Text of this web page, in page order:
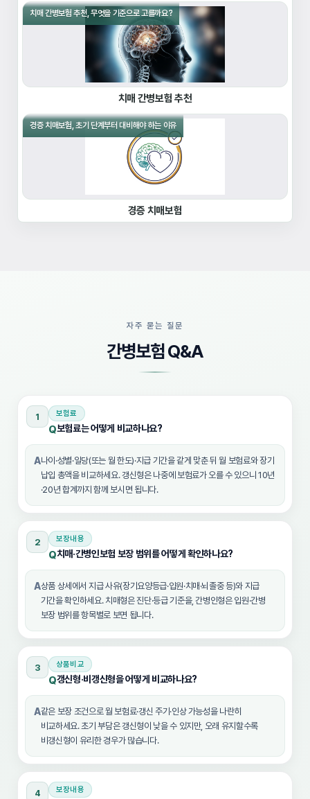
치매 간병보험 추천, 무엇을 기준으로 고를까요?
치매 간병보험 추천
경증 치매보험, 초기 단계부터 대비해야 하는 이유
경증 치매보험
자주 묻는 질문
간병보험 Q&A
1 보험료
Q보험료는 어떻게 비교하나요?
A나이·성별·일당(또는 월 한도)·지급 기간을 같게 맞춘 뒤 월 보험료와 장기
납입 총액을 비교하세요. 갱신형은 나중에 보험료가 오를 수 있으니 10년
·20년 합계까지 함께 보시면 됩니다.
2 보장내용
Q치매·간병인보험 보장 범위를 어떻게 확인하나요?
A상품 상세에서 지급 사유(장기요양등급·입원·치매·뇌졸중 등)와 지급
기간을 확인하세요. 치매형은 진단·등급 기준을, 간병인형은 입원·간병
보장 범위를 항목별로 보면 됩니다.
3 상품비교
Q갱신형·비갱신형을 어떻게 비교하나요?
A같은 보장 조건으로 월 보험료·갱신 주기·인상 가능성을 나란히
비교하세요. 초기 부담은 갱신형이 낮을 수 있지만, 오래 유지할수록
비갱신형이 유리한 경우가 많습니다.
4 보장내용